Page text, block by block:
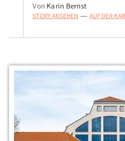
Von Karin Bernst
STORY ANSEHEN — AUF DER